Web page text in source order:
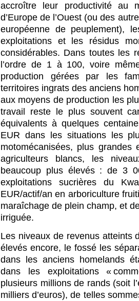
accroître leur productivité au
d’Europe de l’Ouest (ou des
européenne de peuplement),
exploitations et les résidus
considérables. Dans toutes les
l’ordre de 1 à 100, voire
production gérées par les
territoires ingrats des anciens
aux moyens de production les
travail reste le plus souvent
équivalents à quelques
EUR dans les situations les
motomécanisées, plus
agriculteurs blancs, les
beaucoup plus élevés : de 3
exploitations sucrières du
EUR/actif/an en arboriculture
maraîchage de plein champ, et
irriguée.
Les niveaux de revenus atteints
élevés encore, le fossé les
dans les anciens homelands
dans les exploitations «
plusieurs millions de rands (soit
milliers d’euros), de telles